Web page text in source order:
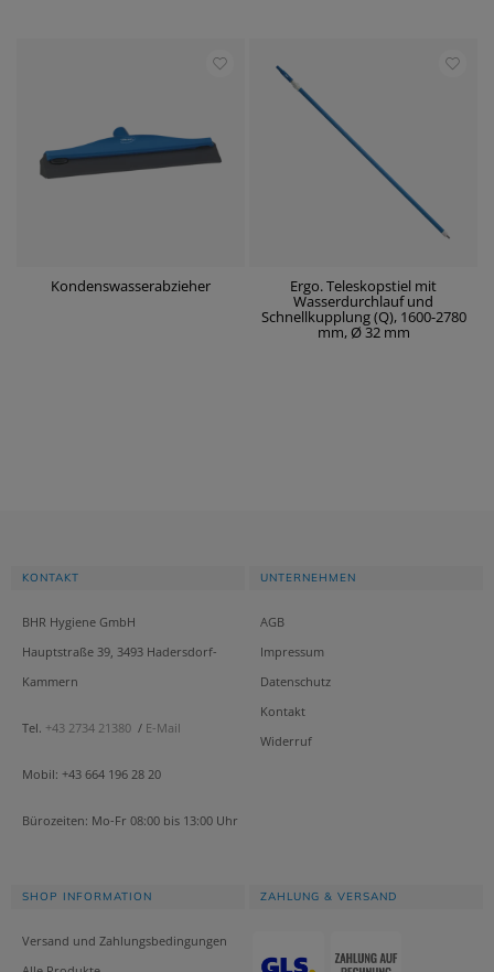
Kondenswasserabzieher Ergo. Teleskopstiel mit
Wasserdurchlauf und
Schnellkupplung (Q), 1600-2780
mm, Ø 32 mm
KONTAKT
BHR Hygiene GmbH
Hauptstraße 39, 3493 Hadersdorf-
Kammern
Tel. +43 2734 21380 / E-Mail
Mobil: +43 664 196 28 20
Bürozeiten: Mo-Fr 08:00 bis 13:00 Uhr
UNTERNEHMEN
AGB
Impressum
Datenschutz
Kontakt
Widerruf
SHOP INFORMATION
Versand und Zahlungsbedingungen
ZAHLUNG & VERSAND